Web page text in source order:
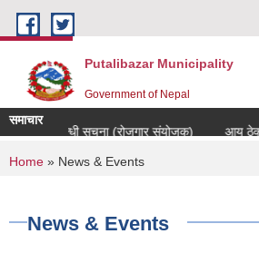
Skip to main content
Putalibazar Municipality
Government of Nepal
समाचार
सम्बन्धी सूचना (रोजगार संयोजक)
आय
You are here
Home » News & Events
News & Events